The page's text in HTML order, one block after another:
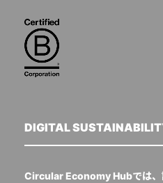
DIGITAL
Circular Economy Hubでは、